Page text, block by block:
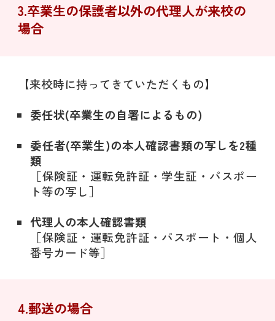
3.卒業生の保護者以外の代理人が来校の
場合
【来校時に持ってきていただくもの】
委任状(卒業生の自署によるもの)
委任者(卒業生)の本人確認書類の写しを2種
類
［保険証・運転免許証・学生証・パスポー
ト等の写し］
代理人の本人確認書類
［保険証・運転免許証・パスポート・個人
番号カード等］
4.郵送の場合